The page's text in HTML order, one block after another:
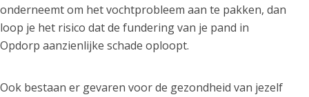
onderneemt om het vochtprobleem aan te pakken, dan
loop je het risico dat de fundering van je pand in
Opdorp aanzienlijke schade oploopt.
Ook bestaan er gevaren voor de gezondheid van jezelf